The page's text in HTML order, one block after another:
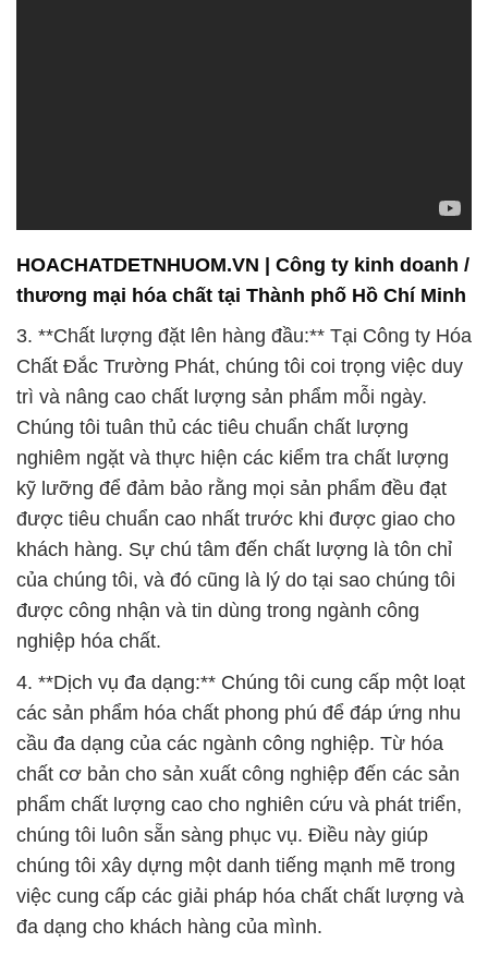
HOACHATDETNHUOM.VN | Công ty kinh doanh /
thương mại hóa chất tại Thành phố Hồ Chí Minh
3. **Chất lượng đặt lên hàng đầu:** Tại Công ty Hóa
Chất Đắc Trường Phát, chúng tôi coi trọng việc duy
trì và nâng cao chất lượng sản phẩm mỗi ngày.
Chúng tôi tuân thủ các tiêu chuẩn chất lượng
nghiêm ngặt và thực hiện các kiểm tra chất lượng
kỹ lưỡng để đảm bảo rằng mọi sản phẩm đều đạt
được tiêu chuẩn cao nhất trước khi được giao cho
khách hàng. Sự chú tâm đến chất lượng là tôn chỉ
của chúng tôi, và đó cũng là lý do tại sao chúng tôi
được công nhận và tin dùng trong ngành công
nghiệp hóa chất.
4. **Dịch vụ đa dạng:** Chúng tôi cung cấp một loạt
các sản phẩm hóa chất phong phú để đáp ứng nhu
cầu đa dạng của các ngành công nghiệp. Từ hóa
chất cơ bản cho sản xuất công nghiệp đến các sản
phẩm chất lượng cao cho nghiên cứu và phát triển,
chúng tôi luôn sẵn sàng phục vụ. Điều này giúp
chúng tôi xây dựng một danh tiếng mạnh mẽ trong
việc cung cấp các giải pháp hóa chất chất lượng và
đa dạng cho khách hàng của mình.